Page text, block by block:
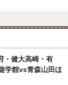
・健大高崎・有
学館vs青森山田ほ